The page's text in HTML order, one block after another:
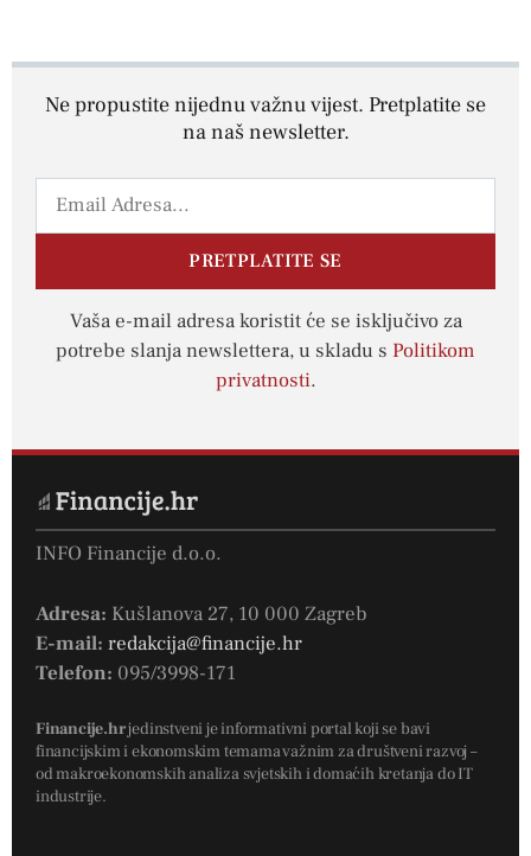
Ne propustite nijednu važnu vijest. Pretplatite se
na naš newsletter.
PRETPLATITE SE
Vaša e-mail adresa koristit će se isključivo za
potrebe slanja newslettera, u skladu s Politikom
privatnosti.
INFO Financije d.o.o.
Adresa: Kušlanova 27, 10 000 Zagreb
E-mail: redakcija@financije.hr
Telefon: 095/3998-171
Financije.hrjedinstveni je informativni portal koji se bavi
financijskim i ekonomskim temama važnim za društveni razvoj –
od makroekonomskih analiza svjetskih i domaćih kretanja do IT
industrije.